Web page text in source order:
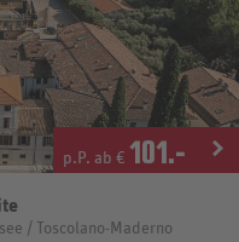
p.P. ab € 101.-
/ Toscolano-Maderno